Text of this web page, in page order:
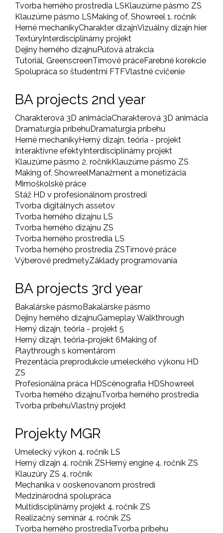
Tvorba herného prostredia LSKlauzúrne pásmo ZS
Klauzúrne pásmo LSMaking of, Showreel 1. ročník
Herné mechanikyCharakter dizajnVizuálny dizajn hier
TextúryInterdisciplinárny projekt
Dejiny herného dizajnuPúťová atrakcia
Tutoriál, GreenscreenTímové práceFarebné korekcie
Spolupráca so študentmi FTFVlastné cvičenie
BA projects 2nd year
Charakterová 3D animáciaCharakterová 3D animácia
Dramaturgia príbehuDramaturgia príbehu
Herné mechanikyHerný dizajn, teória - projekt
Interaktívne efektyInterdisciplinárny projekt
Klauzúrne pásmo 2. ročníkKlauzúrne pásmo ZS
Making of, ShowreelManažment a monetizácia
Mimoškolské práce
Stáž HD v profesionálnom prostredí
Tvorba digitálnych assetov
Tvorba herného dizajnu LS
Tvorba herného dizajnu ZS
Tvorba herného prostredia LS
Tvorba herného prostredia ZSTímové práce
Výberové predmetyZáklady programovania
BA projects 3rd year
Bakalárske pásmoBakalárske pásmo
Dejiny herného dizajnuGameplay Walkthrough
Herný dizajn, teória - projekt 5
Herný dizajn, teória-projekt 6Making of
Playthrough s komentárom
Prezentácia preprodukcie umeleckého výkonu HD
ZS
Profesionálna práca HDScénografia HDShowreel
Tvorba herného dizajnuTvorba herného prostredia
Tvorba príbehuVlastný projekt
Projekty MGR
Umelecký výkon 4. ročník LS
Herný dizajn 4. ročník ZSHerný engine 4. ročník ZS
Klauzúry ZS 4. ročník
Mechanika v ooskenovanom prostredí
Medzinárodná spolupráca
Multidisciplinárny projekt 4. ročník ZS
Realizačný seminár 4. ročník ZS
Tvorba herného prostrediaTvorba príbehu